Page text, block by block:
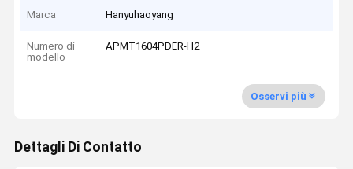
Marca Hanyuhaoyang
Numero di
modello
APMT1604PDER-H2
Osservi più
Dettagli Di Contatto